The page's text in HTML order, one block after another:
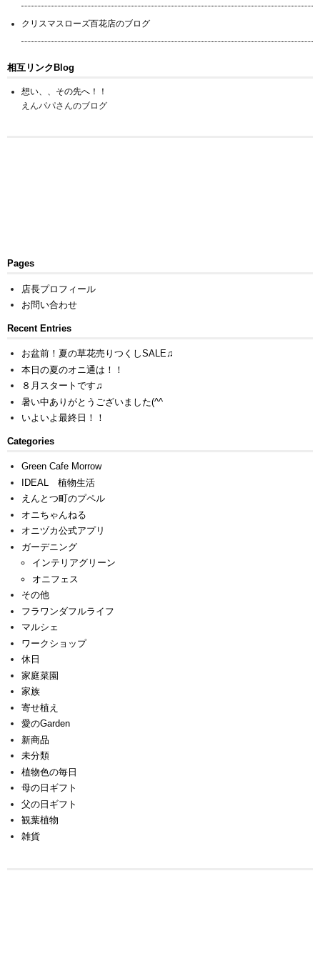
クリスマスローズ百花店のブログ
相互リンクBlog
想い、、その先へ！！
えんパパさんのブログ
Pages
店長プロフィール
お問い合わせ
Recent Entries
お盆前！夏の草花売りつくしSALE♫
本日の夏のオニ通は！！
８月スタートです♫
暑い中ありがとうございました(^^ゞ
いよいよ最終日！！
Categories
Green Cafe Morrow
IDEAL 植物生活
えんとつ町のプペル
オニちゃんねる
オニヅカ公式アプリ
ガーデニング
インテリアグリーン
オニフェス
その他
フラワンダフルライフ
マルシェ
ワークショップ
休日
家庭菜園
家族
寄せ植え
愛のGarden
新商品
未分類
植物色の毎日
母の日ギフト
父の日ギフト
観葉植物
雑貨